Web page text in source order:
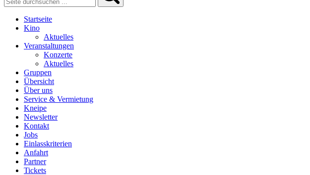
Startseite
Kino
Aktuelles
Veranstaltungen
Konzerte
Aktuelles
Gruppen
Übersicht
Über uns
Service & Vermietung
Kneipe
Newsletter
Kontakt
Jobs
Einlasskriterien
Anfahrt
Partner
Tickets